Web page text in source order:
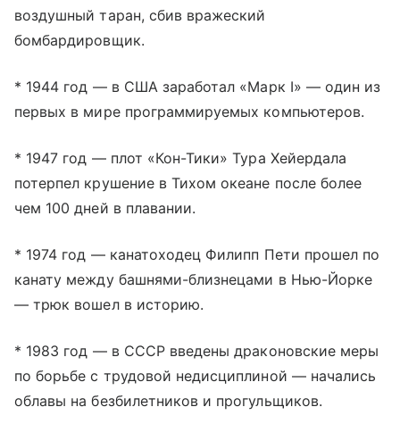
воздушный таран, сбив вражеский
бомбардировщик.
* 1944 год — в США заработал «Марк I» — один из
первых в мире программируемых компьютеров.
* 1947 год — плот «Кон-Тики» Тура Хейердала
потерпел крушение в Тихом океане после более
чем 100 дней в плавании.
* 1974 год — канатоходец Филипп Пети прошел по
канату между башнями-близнецами в Нью-Йорке
— трюк вошел в историю.
* 1983 год — в СССР введены драконовские меры
по борьбе с трудовой недисциплиной — начались
облавы на безбилетников и прогульщиков.